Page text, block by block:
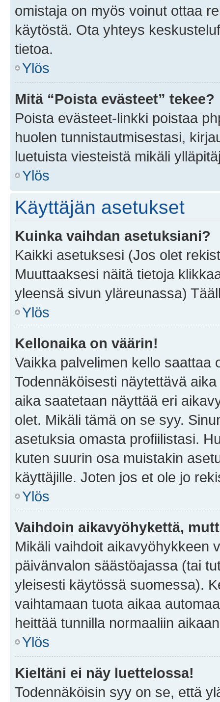
omistaja on myös voinut ottaa
käytöstä. Ota yhteys
tietoa.
Ylös
Mitä “Poista evästeet” tekee?
Poista evästeet-linkki poistaa
huolen tunnistautmisestasi,
luetuista viesteistä mikäli
Ylös
Käyttäjän asetukset
Kuinka vaihdan asetuksiani?
Kaikki asetuksesi (Jos olet
Muuttaaksesi näitä tietoja
yleensä sivun yläreunassa)
Ylös
Kellonaika on väärin!
Vaikka palvelimen kello saattaa
Todennäköisesti näytettävä
aika saatetaan näyttää eri
olet. Mikäli tämä on se syy.
asetuksia omasta profiilistasi.
kuten suurin osa muistakin
käyttäjille. Joten jos et ole jo
Ylös
Vaihdoin aikavyöhykettä,
Mikäli vaihdoit aikavyöhykkeen
päivänvalon säästöajassa (tai
yleisesti käytössä suomessa).
vaihtamaan tuota aikaa
heittää tunnilla normaaliin
Ylös
Kieltäni ei näy luettelossa!
Todennäköisin syy on se, että